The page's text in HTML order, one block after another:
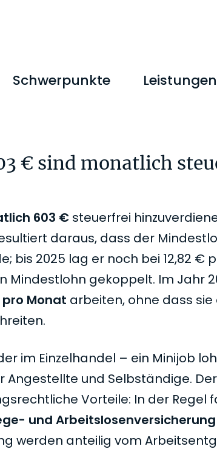
Schwerpunkte Leistungen
€ sind monatlich
603 € steuerfrei
daraus, dass der
bis 2025 lag er noch bei 12,82 €
Mindestlohn gekoppelt. Im Jahr
Monat arbeiten, ohne dass sie
im Einzelhandel – ein Minijob
und Selbständige.
Vorteile: In der Regel
und Arbeitslosenversicherung
werden anteilig vom